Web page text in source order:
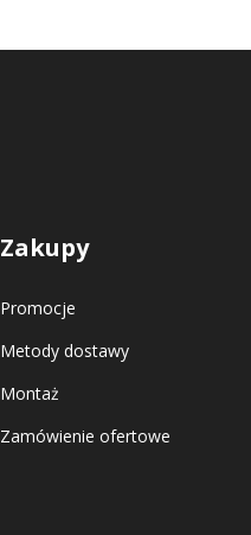
Zakupy
Promocje
Metody dostawy
Montaż
Zamówienie ofertowe